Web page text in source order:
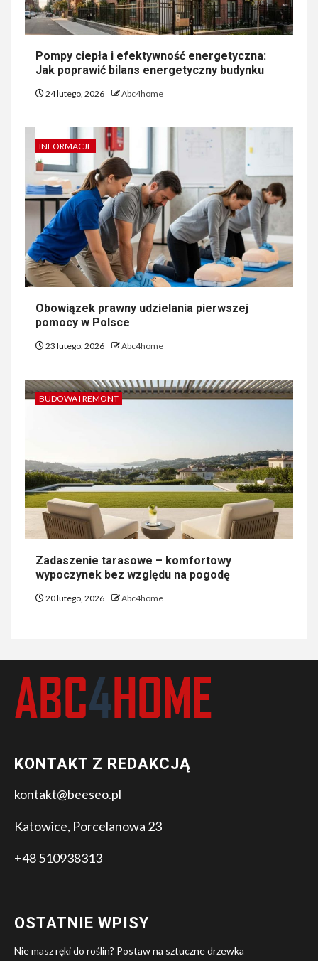
Pompy ciepła i efektywność energetyczna:
Jak poprawić bilans energetyczny budynku
24 lutego, 2026 Abc4home
INFORMACJE
Obowiązek prawny udzielania pierwszej
pomocy w Polsce
23 lutego, 2026 Abc4home
BUDOWA I REMONT
Zadaszenie tarasowe – komfortowy
wypoczynek bez względu na pogodę
20 lutego, 2026 Abc4home
KONTAKT Z REDAKCJĄ
kontakt@beeseo.pl
Katowice, Porcelanowa 23
+48 510938313
OSTATNIE WPISY
Nie masz ręki do roślin? Postaw na sztuczne drzewka